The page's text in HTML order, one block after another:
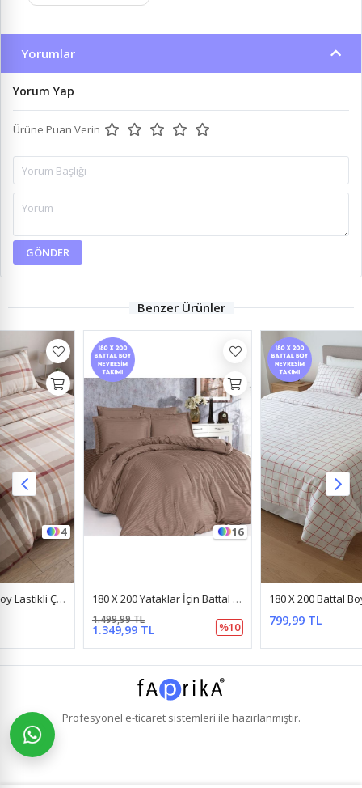
Yorumlar
Yorum Yap
Ürüne Puan Verin
GÖNDER
Benzer Ürünler
16
180 X 200 Yataklar İçin Battal Boy Çizgili Pamuk Saten Nevresim Takımı Sütlü Kahve Rengi
%10
3
180 X 200 Battal Boy Lastikli Çarşaf Kareli Nevresim Takımı Beyaz
799,99 TL
Profesyonel e-ticaretsistemleri ile hazırlanmıştır.